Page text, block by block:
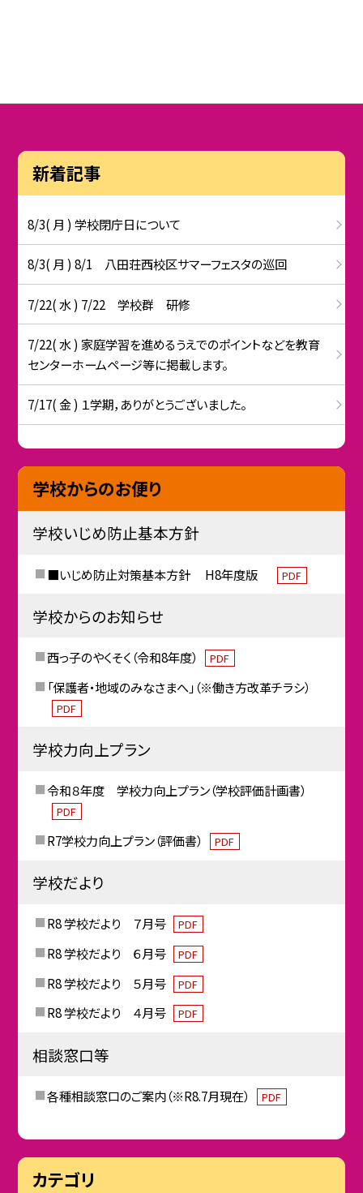
新着記事
8/3( 月 ) 学校閉庁日について
8/3( 月 ) 8/1 八田荘西校区サマーフェスタの巡回
7/22( 水 ) 7/22 学校群 研修
7/22( 水 ) 家庭学習を進めるうえでのポイントなどを教育
センターホームページ等に掲載します。
7/17( 金 ) １学期，ありがとうございました。
学校からのお便り
学校いじめ防止基本方針
■いじめ防止対策基本方針 H8年度版 PDF
学校からのお知らせ
西っ子のやくそく（令和8年度） PDF
「保護者・地域のみなさまへ」（※働き方改革チラシ）
PDF
学校力向上プラン
令和８年度 学校力向上プラン（学校評価計画書）
PDF
R7学校力向上プラン（評価書） PDF
学校だより
R8 学校だより ７月号 PDF
R8 学校だより ６月号 PDF
R8 学校だより ５月号 PDF
R8 学校だより ４月号 PDF
相談窓口等
各種相談窓口のご案内（※R8.7月現在） PDF
カテゴリ